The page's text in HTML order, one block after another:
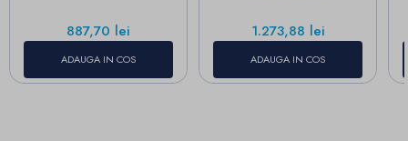
Pret
887,70 lei
ADAUGA IN COS
Pret
1.273,88 lei
ADAUGA IN COS